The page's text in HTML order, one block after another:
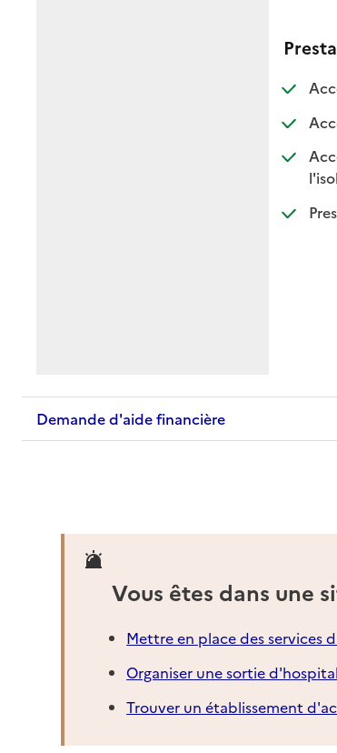
Demande d'aide financière
Vous êtes dans une
Mettre en place des services
Organiser une sortie
Trouver un établissement